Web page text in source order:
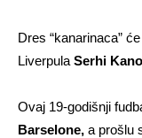
Dres “kanarinaca”
Liverpula Serhi
Ovaj 19-godišnji
Barselone, a prošlu